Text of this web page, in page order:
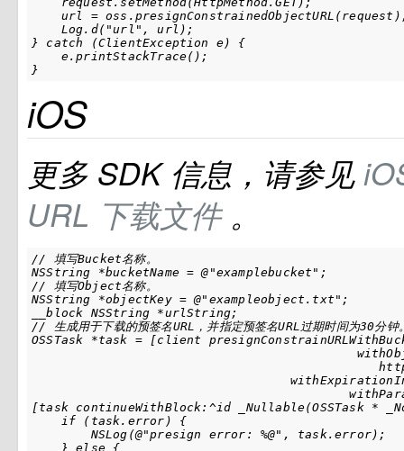
url =
    Log.d("url", url);
} catch (ClientException e) {
    e.printStackTrace();
}
iOS
更多 SDK 信息，请参见
URL 下载文件 。
// 填写Bucket名称。
NSString *bucketName = @"examplebucket";
// 填写Object名称。
NSString *objectKey = @"exampleobject.txt";
__block NSString *urlString;
// 生成用于下载的预签名URL，并指定预签名URL过期时间为30分钟
OSSTask *task = [client
[task continueWithBlock:^id _Nullable(OSSTask *
    if (task.error) {
        NSLog(@"presign error: %@", task.error);
    } else {